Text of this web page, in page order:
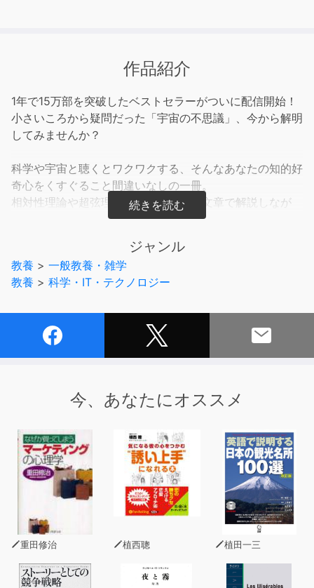
作品紹介
1年で15万部を突破したベストセラーがついに配信開始！
小さいころから疑問だった「宇宙の不思議」、今から解明
してみませんか？
科学や宇宙と聴くとワクワクする、そんなあなたの知的好
奇心をくすぐること間違いなしの一冊。
相対性理論や超弦理論をわかりやすい文章で解説しなが
ら、宇宙を支配する力の正体へと迫ります。
「宇宙」「科学」と聴くと、何だかわくわくしてくるけれ
ど、
現在カリフォルニア工科大学、東京大学などで最先端の研
究を行う、
天才との呼び声も高い物理学者によって書き下ろされた本
科学から離れた好奇心旺盛な高校の同窓生たちを思い浮か
べながら書かれたもの。
専門知識を持たなくても、直感的に理解して進んで行くこ
ジャンル
教養 > 一般教養・雑学
教養 > 科学・IT・テクノロジー
今、あなたにオススメ
重田修治 植西聰 植田一三